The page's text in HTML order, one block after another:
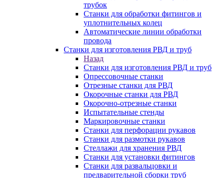
трубок
Станки для обработки фитингов и
уплотнительных колец
Автоматические линии обработки
провода
Станки для изготовления РВД и труб
Назад
Станки для изготовления РВД и труб
Опрессовочные станки
Отрезные станки для РВД
Окорочные станки для РВД
Окорочно-отрезные станки
Испытательные стенды
Маркировочные станки
Станки для перфорации рукавов
Станки для размотки рукавов
Стеллажи для хранения РВД
Станки для установки фитингов
Станки для развальцовки и
предварительной сборки труб